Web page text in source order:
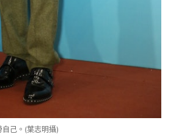
己。(葉志明攝)